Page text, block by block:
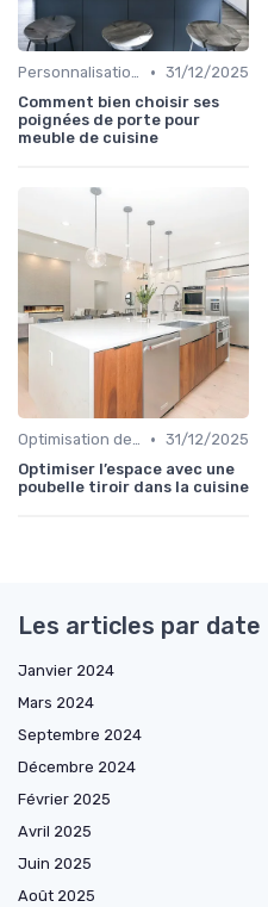
Personnalisation et Mise à Niveau • 31/12/2025
Comment bien choisir ses
poignées de porte pour
meuble de cuisine
Optimisation de l'Espace • 31/12/2025
Optimiser l’espace avec une
poubelle tiroir dans la cuisine
Les articles par date
Janvier 2024
Mars 2024
Septembre 2024
Décembre 2024
Février 2025
Avril 2025
Juin 2025
Août 2025